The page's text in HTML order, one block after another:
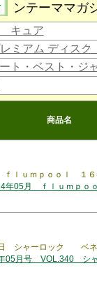
ンテーママ
キュア
ミアム ディスク
ト・ベスト・ジ
商品名
ｌｕｍｐｏｏｌ １６
年05月 ｆｌｕｍｐｏ
日 シャーロック ベ
05月号 VOL.340 シ